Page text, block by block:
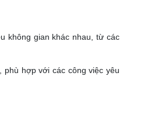
không gian khác nhau, từ các
hợp với các công việc yêu